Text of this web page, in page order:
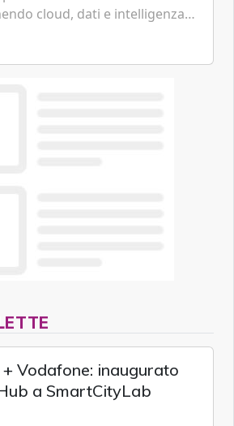
cloud, dati e intelligenza
Vodafone: inaugurato
a SmartCityLab